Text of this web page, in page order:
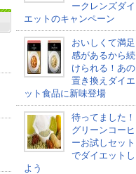
ークレンズダイ
エットのキャンペーン
おいしくて満足
感があるから続
けられる！あの
置き換えダイエ
ット食品に新味登場
待ってました！
グリーンコーヒ
ーお試しセット
でダイエットし
よう